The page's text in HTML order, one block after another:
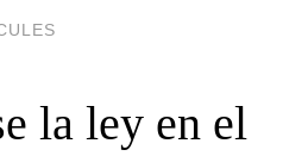
la ley en el